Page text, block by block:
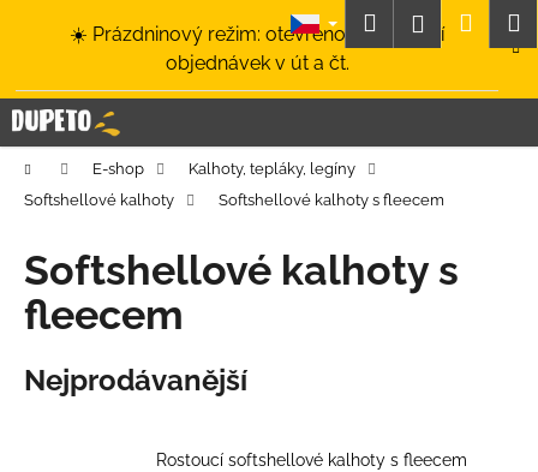
☀️ Prázdninový režim: otevřeno a odesílání
objednávek v út a čt.
HledatPřihlášení
Domů E-shop
Kalhoty, tepláky, legíny
Softshellové kalhoty
Softshellové kalhoty s fleecem
Softshellové kalhoty s
fleecem
Nejprodávanější
Rostoucí softshellové kalhoty s fleecem
í
k C
o
p
t
ř
e
u